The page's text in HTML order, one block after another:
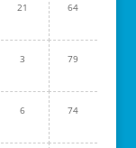
21 64
3 79
6 74